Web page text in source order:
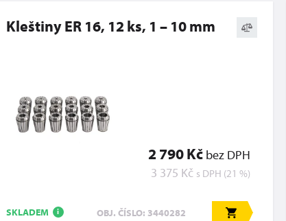
Kleštiny ER 16, 12 ks, 1 – 10 mm
2 790 Kč bez DPH
3 375 Kč s DPH (21 %)
SKLADEM i OBJ. ČÍSLO: 3440282